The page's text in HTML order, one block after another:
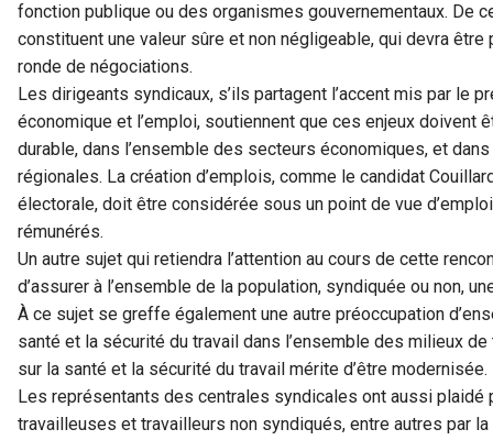
fonction publique ou des organismes gouvernementaux. De
constituent une valeur sûre et non négligeable, qui devra
ronde de négociations.
Les dirigeants syndicaux, s’ils partagent l’accent mis par le
économique et l’emploi, soutiennent que ces enjeux doivent
durable, dans l’ensemble des secteurs économiques, et
régionales. La création d’emplois, comme le candidat
électorale, doit être considérée sous un point de vue
rémunérés.
Un autre sujet qui retiendra l’attention au cours de cette
d’assurer à l’ensemble de la population, syndiquée ou non,
À ce sujet se greffe également une autre préoccupation
santé et la sécurité du travail dans l’ensemble des milieux
sur la santé et la sécurité du travail mérite d’être modernisée.
Les représentants des centrales syndicales ont aussi
travailleuses et travailleurs non syndiqués, entre autres par